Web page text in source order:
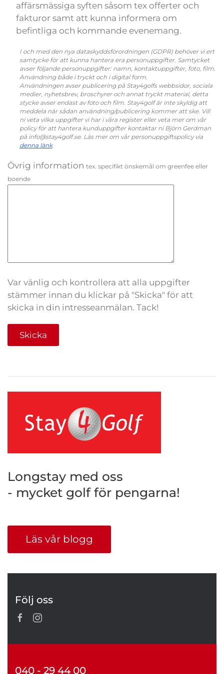
affärsmässiga syften såsom tex offerter och
fakturor samt att kunna informera om
befintliga och kommande evenemang.
I och med den nya dataskyddsförordningen (GDPR) behöver vi ert
samtycke för att kunna hantera era personuppgifter. Samtycket
avser följande personuppgifter: namn, kontaktuppgifter, foto, film.
Användning både i tryckt och i digital form.
Användningen avser publicering på Stay4golfs webbsidor, sociala
medier, nyhetsbrev, broschyrer och annat tryckt material, detta
stycke avser endast av foto och film. Stay4golf är inte skyldig att
meddela när sådan användning/publicering kommer att ske. Vill
ni veta vilka uppgifter vi har i våra register eller veta mer om vår
policy för att hantera kunduppgifter kontaktar ni Björn Gerdman
på info@stay4golf.se. Läs mer om vår personuppgiftspolicy via
denna länk
Övrig information tex. specifikt önskemål om greenfee eller
boende
Var vänlig och kontrollera att alla uppgifter
stämmer innan du klickar på "Skicka" för att
skicka in din intresseanmälan. Tack!
Longstay med oss
- mycket golf för pengarna!
Läs vår blogg
Följ oss
040 - 29 44 00